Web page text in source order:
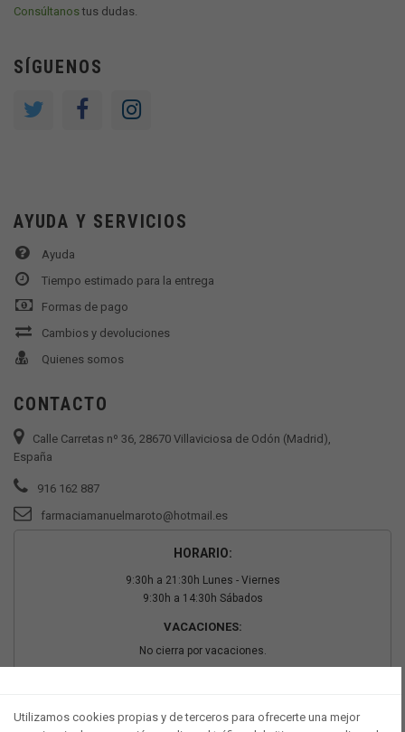
Consúltanostus dudas.
SÍGUENOS
AYUDA Y SERVICIOS
Ayuda
Tiempo estimado para la entrega
Formas de pago
Cambios y devoluciones
Quienes somos
CONTACTO
Calle Carretas nº 36, 28670 Villaviciosa de Odón (Madrid),
España
916 162 887
farmaciamanuelmaroto@hotmail.es
HORARIO:
9:30h a 21:30h Lunes - Viernes
9:30h a 14:30h Sábados
VACACIONES:
No cierra por vacaciones.
Utilizamos cookies propias y de terceros para ofrecerte una mejor